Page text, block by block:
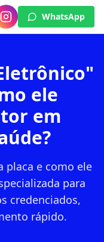
WhatsApp
ele
em
placa e como ele
para
credenciados,
rápido.